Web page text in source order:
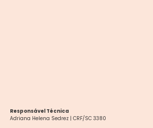
Responsável Técnica
Adriana Helena Sedrez | CRF/SC 3380